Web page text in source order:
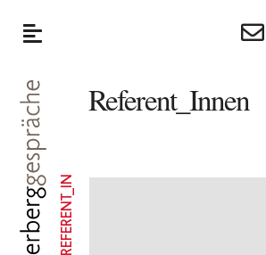
Referent_Innen
REFERENT_IN